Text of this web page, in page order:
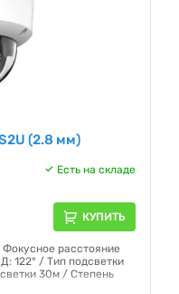
(2.8 мм)
Есть на складе
КУПИТЬ
расстояние
122° / Тип подсветки
30м / Степень